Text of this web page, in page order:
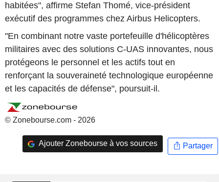
habitées", affirme Stefan Thomé, vice-président
exécutif des programmes chez Airbus Helicopters.
"En combinant notre vaste portefeuille d'hélicoptères
militaires avec des solutions C-UAS innovantes, nous
protégeons le personnel et les actifs tout en
renforçant la souveraineté technologique européenne
et les capacités de défense", poursuit-il.
© Zonebourse.com - 2026
Ajouter Zonebourse à vos sources Partager